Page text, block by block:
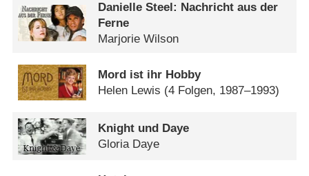
Danielle Steel: Nachricht aus der
Ferne
Marjorie Wilson
Mord ist ihr Hobby
Helen Lewis (4 Folgen, 1987–1993)
Knight und Daye
Gloria Daye